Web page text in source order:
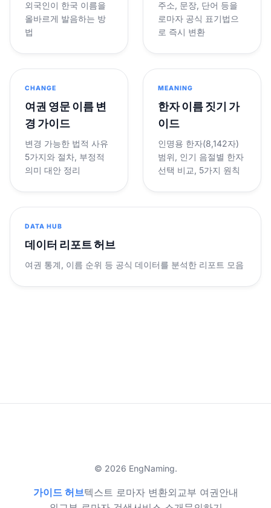
외국인이 한국 이름을
올바르게 발음하는 방
법
주소, 문장, 단어 등을
로마자 공식 표기법으
로 즉시 변환
CHANGE
여권 영문 이름 변
경 가이드
변경 가능한 법적 사유
5가지와 절차, 부정적
의미 대안 정리
MEANING
한자 이름 짓기 가
이드
인명용 한자(8,142자)
범위, 인기 음절별 한자
선택 비교, 5가지 원칙
DATA HUB
데이터 리포트 허브
여권 통계, 이름 순위 등 공식 데이터를 분석한 리포트 모음
© 2026 EngNaming.
가이드 허브텍스트 로마자 변환외교부 여권안내